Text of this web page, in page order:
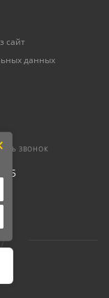
сайт
данных
ЗВОНОК